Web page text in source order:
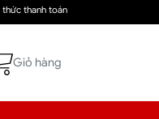
thức thanh toán
Giỏ hàng